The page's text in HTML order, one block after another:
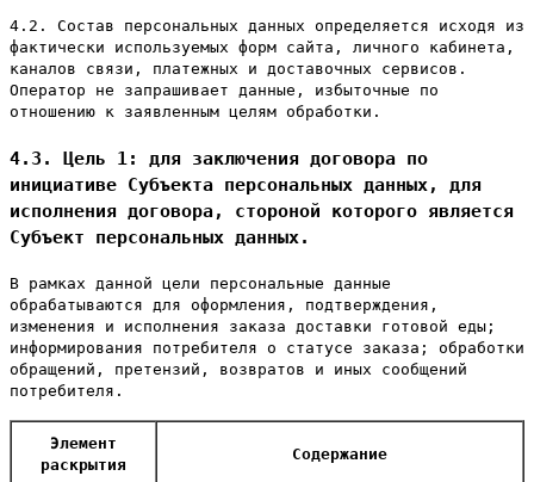
4.2. Состав персональных данных определяется исходя из
фактически используемых форм сайта, личного кабинета,
каналов связи, платежных и доставочных сервисов.
Оператор не запрашивает данные, избыточные по
отношению к заявленным целям обработки.
4.3. Цель 1: для заключения договора по
инициативе Субъекта персональных данных, для
исполнения договора, стороной которого является
Субъект персональных данных.
В рамках данной цели персональные данные
обрабатываются для оформления, подтверждения,
изменения и исполнения заказа доставки готовой еды;
информирования потребителя о статусе заказа; обработки
обращений, претензий, возвратов и иных сообщений
потребителя.
Элемент
раскрытия
Содержание